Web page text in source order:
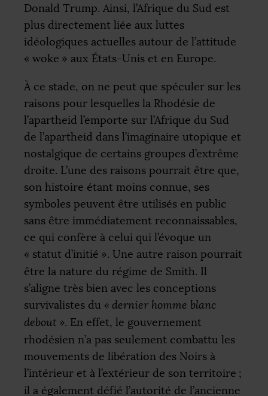
Donald Trump. Ainsi, l’Afrique du Sud est
plus directement liée aux luttes
idéologiques actuelles autour de l’attitude
« woke » aux États-Unis et en Europe.
À ce stade, on ne peut que spéculer sur les
raisons pour lesquelles la Rhodésie de
l’apartheid l’emporte sur l’Afrique du Sud
de l’apartheid dans l’imaginaire utopique et
nostalgique de certains groupes d’extrême
droite. L’une des raisons pourrait être que,
son histoire étant moins connue, ses
symboles peuvent être utilisés en public
sans être immédiatement reconnaissables,
ce qui confère à celui qui l’évoque un
« statut d’initié ». Une autre raison pourrait
être la nature du régime de Smith. Il
s’aligne très bien avec les conceptions
survivalistes du « dernier homme blanc
debout ». En effet, le gouvernement
rhodésien n’a pas seulement combattu les
mouvements de libération des Noirs à
l’intérieur et à l’extérieur de son territoire ;
il a également défié l’autorité de l’ancienne